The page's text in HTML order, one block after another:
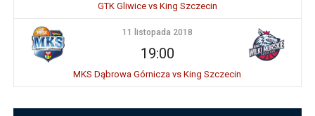
GTK Gliwice vs King Szczecin
11 listopada 2018
19:00
MKS Dąbrowa Górnicza vs King Szczecin